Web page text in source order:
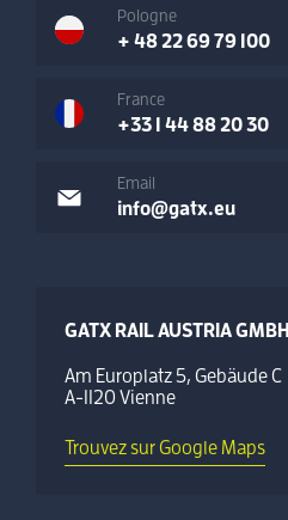
Pologne
+ 48 22 69 79 100
France
+33 1 44 88 20 30
Email
info@gatx.eu
GATX RAIL AUSTRIA GMBH
Am Europlatz 5, Gebäude C
A-1120 Vienne
Trouvez sur Google Maps